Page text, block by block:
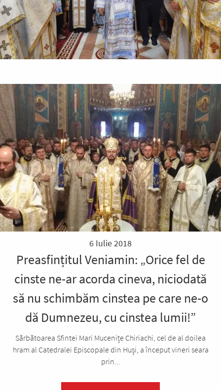
6 Iulie 2018
Preasfințitul Veniamin: „Orice fel de
cinste ne-ar acorda cineva, niciodată
să nu schimbăm cinstea pe care ne-o
dă Dumnezeu, cu cinstea lumii!”
Sărbătoarea Sfintei Mari Mucenițe Chiriachi, cel de al doilea
hram al Catedralei Episcopale din Huși, a început vineri seara
prin...